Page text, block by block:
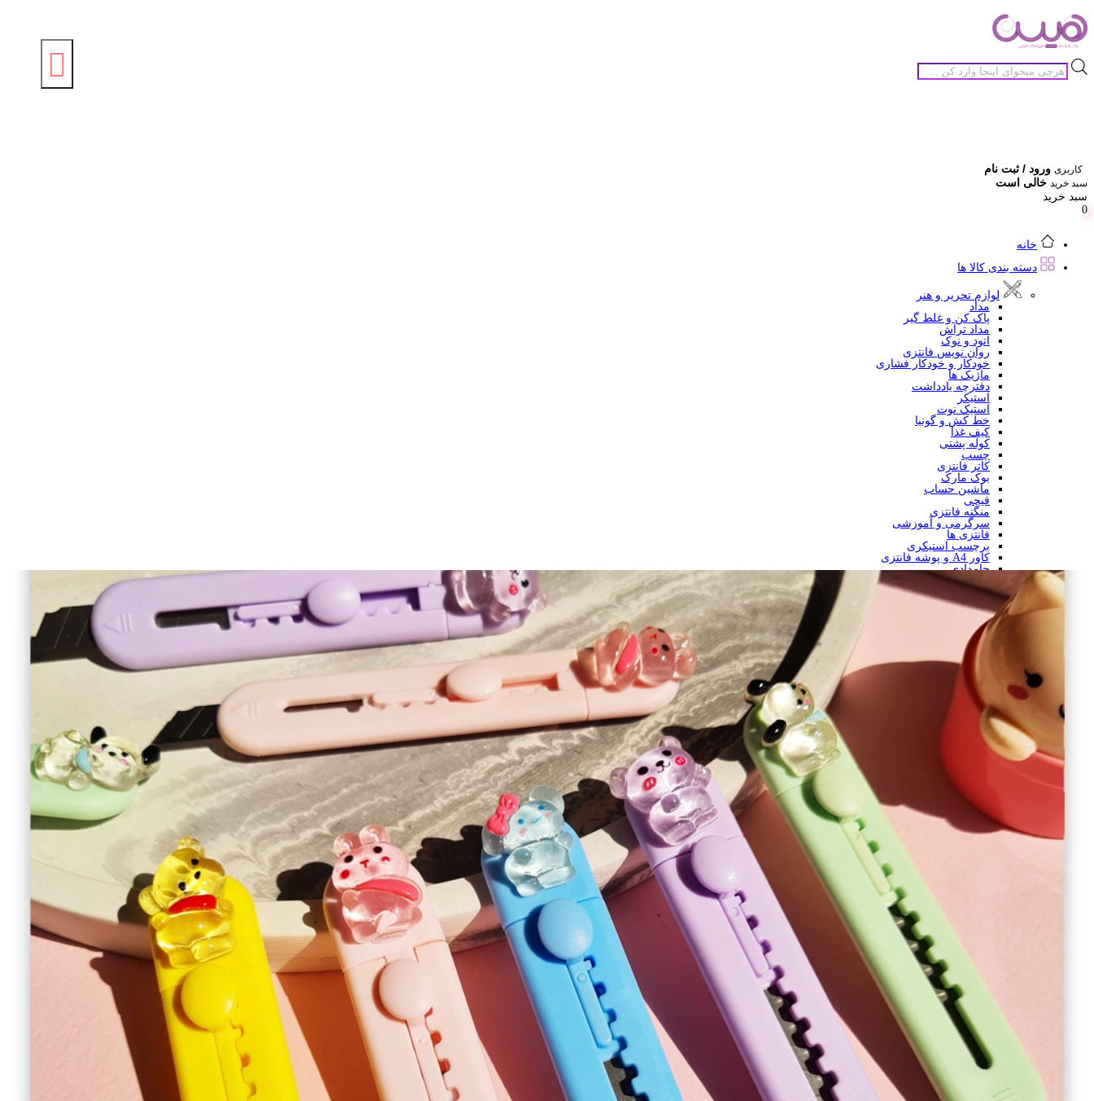
جستجوی
محصولات
کاربری ورود / ثبت نام
سبد خرید خالی است
سبد خرید
0
خانه
دسته بندی کالا ها
لوازم تحریر و هنر
مداد
پاک کن و غلط گیر
مداد تراش
اتود و نوک
روان نویس فانتزی
خودکار و خودکار فشاری
ماژیک ها
دفترچه یادداشت
استیکر
استیک نوت
خط کش و گونیا
کیف غذا
کوله پشتی
چسب
کاتر فانتزی
بوک مارک
ماشین حساب
قیچی
منگنه فانتزی
سرگرمی و آموزشی
فانتزی ها
برچسب استیکری
کاور A4 و پوشه فانتزی
جامدادی
تخته وایت برد
تخته شاسی
ساعت رومیزی
متر
سرکلیدی
فلاسک و قمقمه
چراغ خواب و مطالعه
آشپزخانه اداری
کاربردی آشپزخانه
کاربردی منزل و اداری
جعبه دارو
لوازم پذیرایی
کالای شخصی فانتزی
دستمال و حوله
چشم بند
کیسه آب گرم
کیف آرایشی
ابزار آرایشی
02191691267
خرید عمده لوازم تحریر خرید عمده کاتر فانتزی
کاتر فانتزی برجسته
افزودن به علاقه‌مندی‌ها